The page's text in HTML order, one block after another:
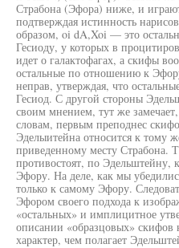
Страбона (Эфора) ниже, и
подтверждая истинность
образом, oi dA,Xoi — это
Гесиоду, у которых в
идет о галактофагах, а скифы
остальные по отношению к
неправ, утверждая, что
Гесиод. С другой стороны
своим мнением, тут же
словам, первым преподнес
Эделыитейна относится к тому
приведенному месту Страбона.
противостоят, по Эдельштейну,
Эфору. На деле, как мы
только к самому Эфору.
Эфором своего подхода к
«остальных» и имплицитное
описании «образцовых» скифов
характер, чем полагает